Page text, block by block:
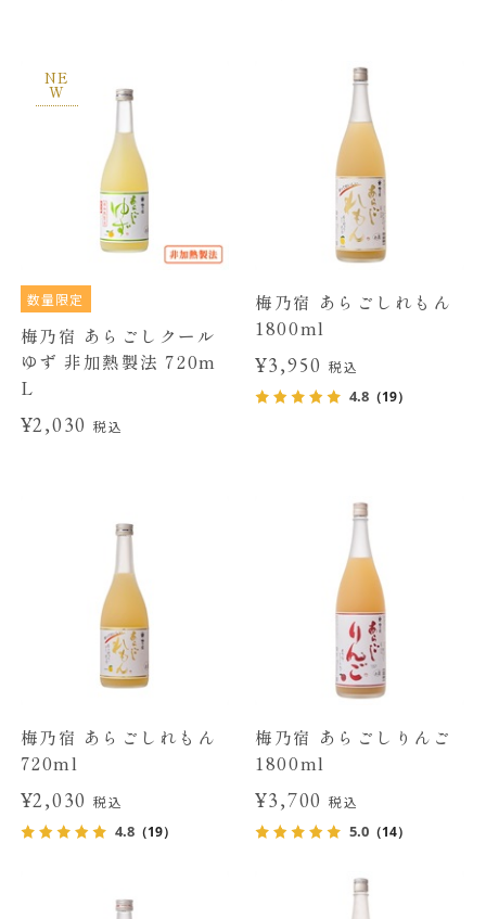
NE
W
数量限定
梅乃宿 あらごしクール
ゆず 非加熱製法 720m
L
¥2,030税込
梅乃宿 あらごしれもん
1800ml
¥3,950 税込
4.8 （19）
梅乃宿 あらごしれもん
720ml
¥2,030税込
4.8（19）
梅乃宿 あらごしりんご
1800ml
¥3,700 税込
5.0 （14）